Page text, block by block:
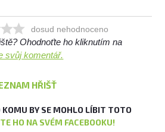
dosud nehodnoceno
Ohodnoťte ho kliknutím na
svůj komentář.
HŘIŠŤ
KOMU BY SE MOHLO LÍBIT TOTO
HO NA SVÉM FACEBOOKU!